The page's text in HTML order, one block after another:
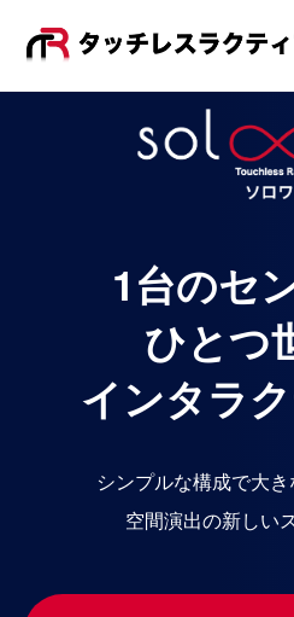
1台のセ
ひとつ
インタラ
シンプルな構成で大き
空間演出の新しい